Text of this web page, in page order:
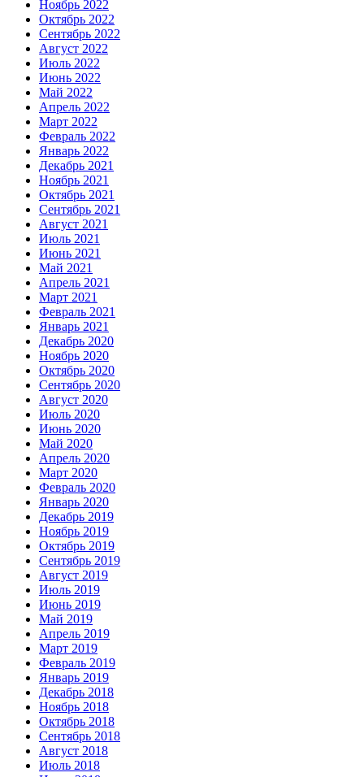
Ноябрь 2022
Октябрь 2022
Сентябрь 2022
Август 2022
Июль 2022
Июнь 2022
Май 2022
Апрель 2022
Март 2022
Февраль 2022
Январь 2022
Декабрь 2021
Ноябрь 2021
Октябрь 2021
Сентябрь 2021
Август 2021
Июль 2021
Июнь 2021
Май 2021
Апрель 2021
Март 2021
Февраль 2021
Январь 2021
Декабрь 2020
Ноябрь 2020
Октябрь 2020
Сентябрь 2020
Август 2020
Июль 2020
Июнь 2020
Май 2020
Апрель 2020
Март 2020
Февраль 2020
Январь 2020
Декабрь 2019
Ноябрь 2019
Октябрь 2019
Сентябрь 2019
Август 2019
Июль 2019
Июнь 2019
Май 2019
Апрель 2019
Март 2019
Февраль 2019
Январь 2019
Декабрь 2018
Ноябрь 2018
Октябрь 2018
Сентябрь 2018
Август 2018
Июль 2018